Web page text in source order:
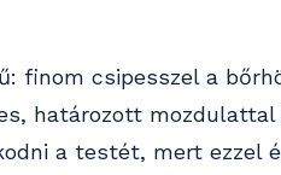
finom csipesszel a
határozott
a testét, mert ezzel